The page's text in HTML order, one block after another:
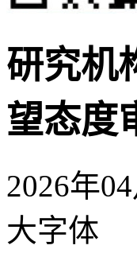
研究机
望态度
2026年
大字体